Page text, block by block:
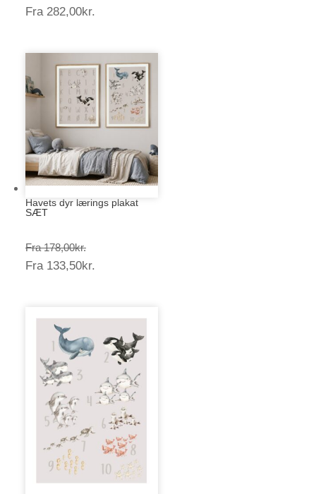
376,00kr.
Fra 282,00kr.
Havets dyr lærings plakat
SÆT
Fra 178,00kr.Prisinterval:
178,00kr.
Fra 133,50kr.